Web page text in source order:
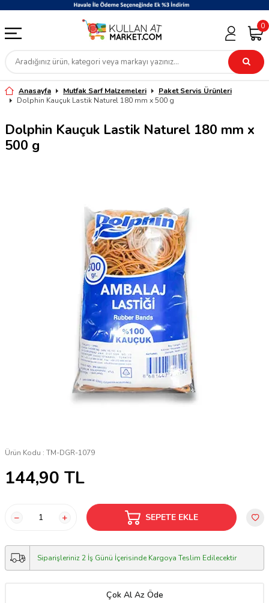
0
Anasayfa Mutfak Sarf Malzemeleri
Paket Servis Ürünleri
Dolphin Kauçuk Lastik Naturel 180 mm x 500 g
Dolphin Kauçuk Lastik Naturel 180 mm x
500 g
Ürün Kodu : TM-DGR-1079
144,90 TL
SEPETE EKLE
Siparişleriniz 2 İş Günü İçerisinde Kargoya Teslim Edilecektir
Çok Al Az Öde